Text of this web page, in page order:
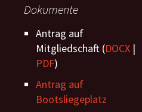
Dokumente
Antrag auf
Mitgliedschaft (DOCX |
PDF)
Antrag auf
Bootsliegeplatz